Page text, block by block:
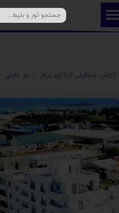
آژانس مسافرتی آریا اوج پرواز تور خارجی